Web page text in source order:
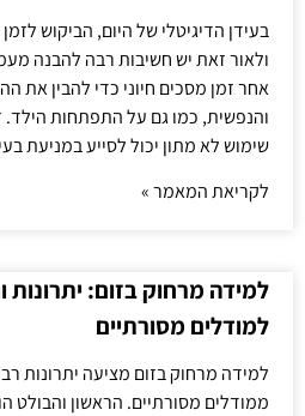
בעידן הדיגיטלי של היום, הביקוש
ולאור זאת יש חשיבות רבה להבנה
אחר זמן מסכים חיוני כדי להבין את
והנפשית, כמו גם על התפתחות הילד.
שימוש לא מתון יכול לסייע במניעת
לקריאת המאמר »
למידה מרחוק בזום: יתרונות
למודלים מסורתיים
למידה מרחוק בזום מציעה יתרונות
ממודלים מסורתיים. הראשון והבולט